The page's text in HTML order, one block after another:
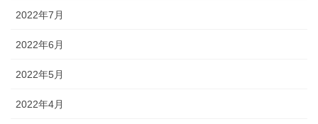
2022年7月
2022年6月
2022年5月
2022年4月